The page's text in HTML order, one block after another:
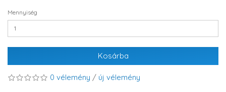
Mennyiség
Kosárba
0 vélemény / új vélemény